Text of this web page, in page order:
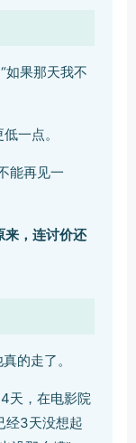
如果那天我不
一点。
能再见一
来，连讨价还
的走了。
天，在电影院
经3天没想起